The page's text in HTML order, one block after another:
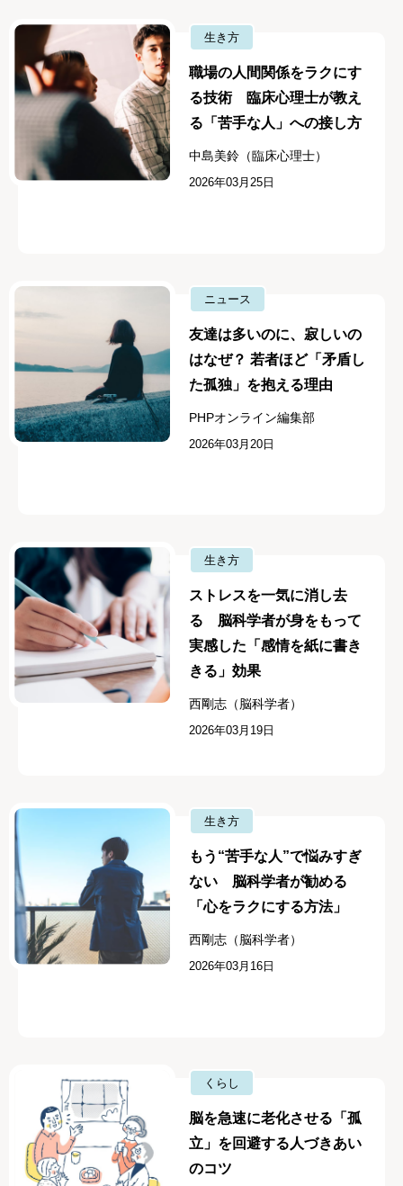
生き方
職場の人間関係をラクにす
る技術 臨床心理士が教え
る「苦手な人」への接し方
中島美鈴（臨床心理士）
2026年03月25日
ニュース
友達は多いのに、寂しいの
はなぜ？ 若者ほど「矛盾し
た孤独」を抱える理由
PHPオンライン編集部
2026年03月20日
生き方
ストレスを一気に消し去
る 脳科学者が身をもって
実感した「感情を紙に書き
きる」効果
西剛志（脳科学者）
2026年03月19日
生き方
もう“苦手な人”で悩みすぎ
ない 脳科学者が勧める
「心をラクにする方法」
西剛志（脳科学者）
2026年03月16日
くらし
脳を急速に老化させる「孤
立」を回避する人づきあい
のコツ